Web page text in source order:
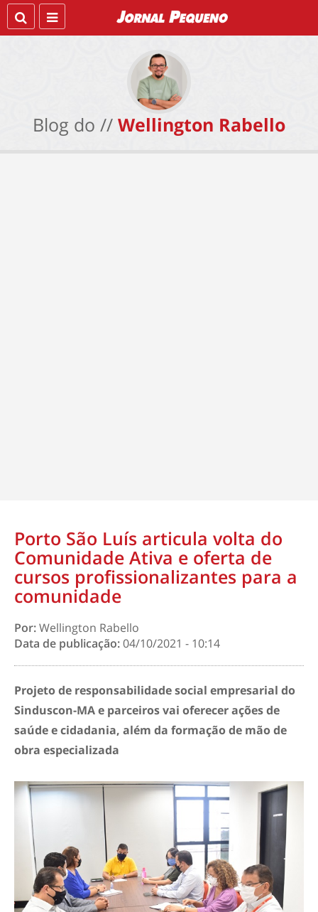
Blog do // Wellington Rabello
Porto São Luís articula volta do
Comunidade Ativa e oferta de
cursos profissionalizantes para a
comunidade
Por:Wellington Rabello
Data de publicação:04/10/2021 - 10:14
Projeto de responsabilidade social empresarial do
Sinduscon-MA e parceiros vai oferecer ações de
saúde e cidadania, além da formação de mão de
obra especializada